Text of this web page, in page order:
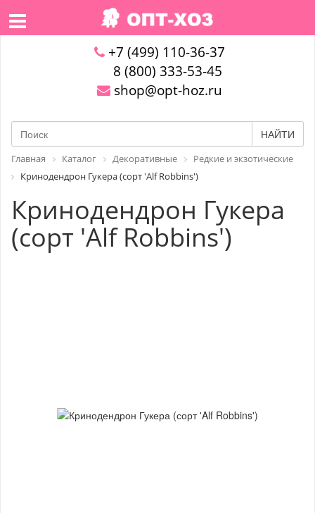
+7 (499) 110-36-37
8 (800) 333-53-45
shop@opt-hoz.ru
НАЙТИ
Главная Каталог Декоративные
Редкие и экзотические
Кринодендрон Гукера (сорт 'Alf Robbins')
Кринодендрон Гукера
(сорт 'Alf Robbins')